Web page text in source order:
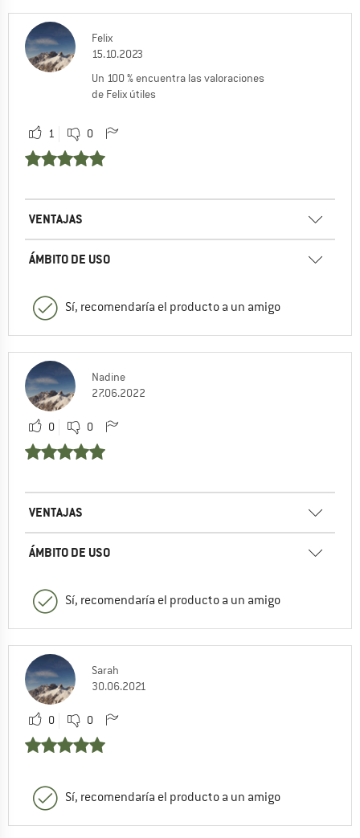
Felix
15.10.2023
Un 100 % encuentra las valoraciones
de Felix útiles
1 0
VENTAJAS
ÁMBITO DE USO
Sí, recomendaría el producto a un amigo
Nadine
27.06.2022
0 0
VENTAJAS
ÁMBITO DE USO
Sí, recomendaría el producto a un amigo
Sarah
30.06.2021
0 0
Sí, recomendaría el producto a un amigo